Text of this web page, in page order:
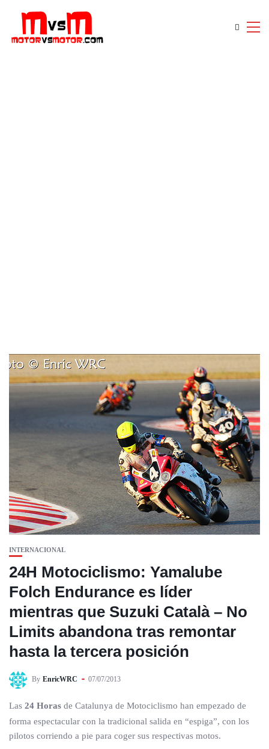
INTERNACIONAL
24H Motociclismo: Yamalube
Folch Endurance es líder
mientras que Suzuki Català – No
Limits abandona tras remontar
hasta la tercera posición
By EnricWRC 07/07/2013
Las 24 Horas de Catalunya de Motociclismo han empezado de
forma espectacular con la tradicional salida en “espiga”, con los
pilotos corriendo a pie para coger sus respectivas motos.